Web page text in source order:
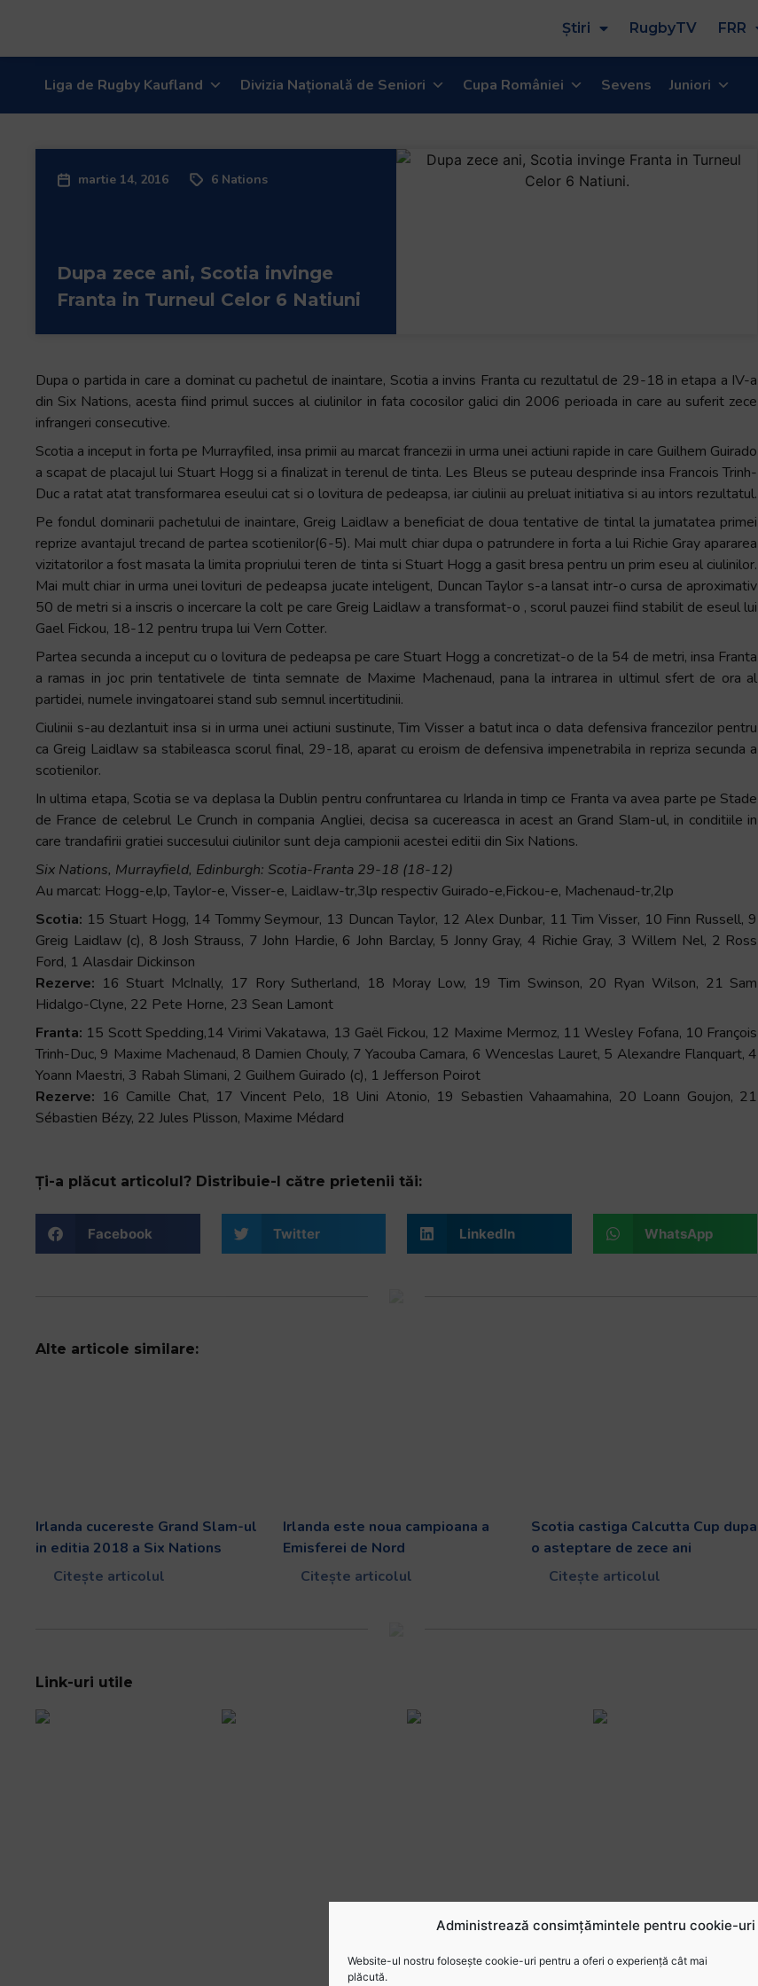
Administrează consimțămintele pentru cookie-uri
Website-ul nostru folosește cookie-uri pentru a oferi o experiență cât mai
plăcută.
Știri RugbyTV FRR
Liga de Rugby Kaufland Divizia Națională de Seniori Cupa României Sevens Juniori
martie 14, 2016 6 Nations
Dupa zece ani, Scotia invinge
Franta in Turneul Celor 6 Natiuni
Dupa o partida in care a dominat cu pachetul de inaintare, Scotia a invins Franta cu rezultatul de 29-18 in etapa a IV-a
din Six Nations, acesta fiind primul succes al ciulinilor in fata cocosilor galici din 2006 perioada in care au suferit zece
infrangeri consecutive.
Scotia a inceput in forta pe Murrayfiled, insa primii au marcat francezii in urma unei actiuni rapide in care Guilhem Guirado
a scapat de placajul lui Stuart Hogg si a finalizat in terenul de tinta. Les Bleus se puteau desprinde insa Francois Trinh-
Duc a ratat atat transformarea eseului cat si o lovitura de pedeapsa, iar ciulinii au preluat initiativa si au intors rezultatul.
Pe fondul dominarii pachetului de inaintare, Greig Laidlaw a beneficiat de doua tentative de tintal la jumatatea primei
reprize avantajul trecand de partea scotienilor(6-5). Mai mult chiar dupa o patrundere in forta a lui Richie Gray apararea
vizitatorilor a fost masata la limita propriului teren de tinta si Stuart Hogg a gasit bresa pentru un prim eseu al ciulinilor.
Mai mult chiar in urma unei lovituri de pedeapsa jucate inteligent, Duncan Taylor s-a lansat intr-o cursa de aproximativ
50 de metri si a inscris o incercare la colt pe care Greig Laidlaw a transformat-o , scorul pauzei fiind stabilit de eseul lui
Gael Fickou, 18-12 pentru trupa lui Vern Cotter.
Partea secunda a inceput cu o lovitura de pedeapsa pe care Stuart Hogg a concretizat-o de la 54 de metri, insa Franta
a ramas in joc prin tentativele de tinta semnate de Maxime Machenaud, pana la intrarea in ultimul sfert de ora al
partidei, numele invingatoarei stand sub semnul incertitudinii.
Ciulinii s-au dezlantuit insa si in urma unei actiuni sustinute, Tim Visser a batut inca o data defensiva francezilor pentru
ca Greig Laidlaw sa stabileasca scorul final, 29-18, aparat cu eroism de defensiva impenetrabila in repriza secunda a
scotienilor.
In ultima etapa, Scotia se va deplasa la Dublin pentru confruntarea cu Irlanda in timp ce Franta va avea parte pe Stade
de France de celebrul Le Crunch in compania Angliei, decisa sa cucereasca in acest an Grand Slam-ul, in conditiile in
care trandafirii gratiei succesului ciulinilor sunt deja campionii acestei editii din Six Nations.
Six Nations, Murrayfield, Edinburgh: Scotia-Franta 29-18 (18-12)
Au marcat: Hogg-e,lp, Taylor-e, Visser-e, Laidlaw-tr,3lp respectiv Guirado-e,Fickou-e, Machenaud-tr,2lp
Scotia: 15 Stuart Hogg, 14 Tommy Seymour, 13 Duncan Taylor, 12 Alex Dunbar, 11 Tim Visser, 10 Finn Russell, 9
Greig Laidlaw (c), 8 Josh Strauss, 7 John Hardie, 6 John Barclay, 5 Jonny Gray, 4 Richie Gray, 3 Willem Nel, 2 Ross
Ford, 1 Alasdair Dickinson
Rezerve: 16 Stuart McInally, 17 Rory Sutherland, 18 Moray Low, 19 Tim Swinson, 20 Ryan Wilson, 21 Sam
Hidalgo-Clyne, 22 Pete Horne, 23 Sean Lamont
Franta: 15 Scott Spedding,14 Virimi Vakatawa, 13 Gaël Fickou, 12 Maxime Mermoz, 11 Wesley Fofana, 10 François
Trinh-Duc, 9 Maxime Machenaud, 8 Damien Chouly, 7 Yacouba Camara, 6 Wenceslas Lauret, 5 Alexandre Flanquart, 4
Yoann Maestri, 3 Rabah Slimani, 2 Guilhem Guirado (c), 1 Jefferson Poirot
Rezerve: 16 Camille Chat, 17 Vincent Pelo, 18 Uini Atonio, 19 Sebastien Vahaamahina, 20 Loann Goujon, 21
Sébastien Bézy, 22 Jules Plisson, Maxime Médard
Ți-a plăcut articolul? Distribuie-l către prietenii tăi:
Facebook Twitter LinkedIn WhatsApp
Alte articole similare:
Irlanda cucereste Grand Slam-ul
in editia 2018 a Six Nations
Citește articolul
Irlanda este noua campioana a
Emisferei de Nord
Citește articolul
Scotia castiga Calcutta Cup dupa
o asteptare de zece ani
Citește articolul
Link-uri utile